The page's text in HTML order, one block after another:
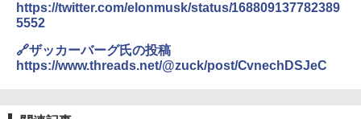
https://twitter.com/elonmusk/status/168809137782389
5552
🔗ザッカーバーグ氏の投稿
https://www.threads.net/@zuck/post/CvnechDSJeC